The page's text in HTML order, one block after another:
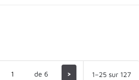
de 6 > 1–25 sur 127